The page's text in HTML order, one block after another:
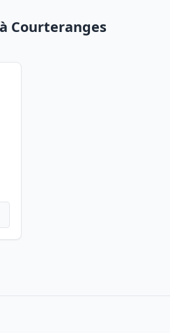
Courteranges